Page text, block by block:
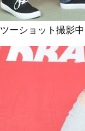
ツーショット撮影